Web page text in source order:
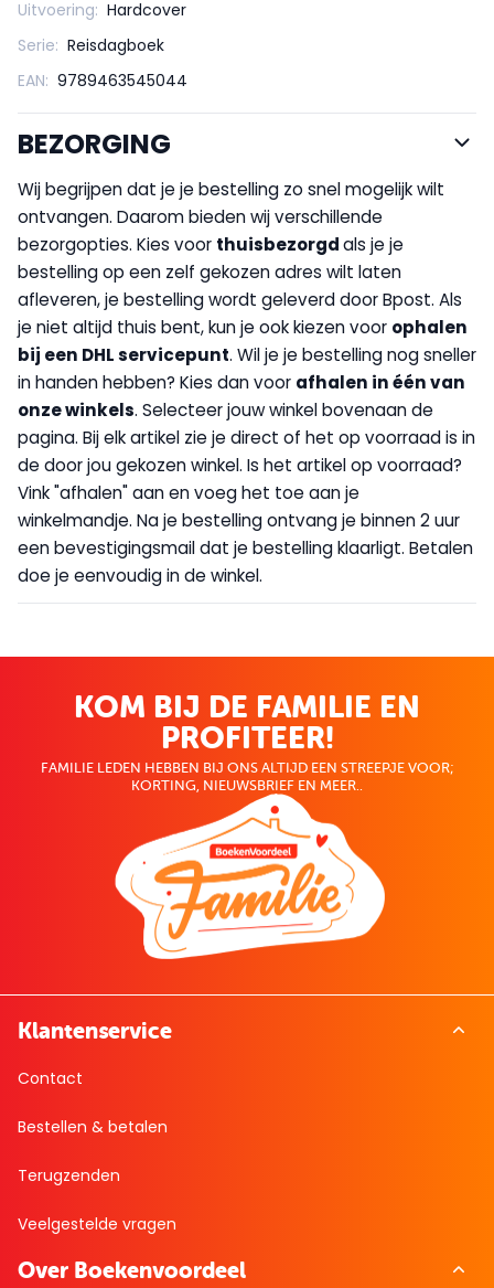
Uitvoering: Hardcover
Serie: Reisdagboek
EAN: 9789463545044
BEZORGING
Wij begrijpen dat je je bestelling zo snel mogelijk wilt
ontvangen. Daarom bieden wij verschillende
bezorgopties. Kies voor thuisbezorgdals je je
bestelling op een zelf gekozen adres wilt laten
afleveren, je bestelling wordt geleverd door Bpost. Als
je niet altijd thuis bent, kun je ook kiezen voor ophalen
bij een DHL servicepunt. Wil je je bestelling nog sneller
in handen hebben? Kies dan voor afhalen in één van
onze winkels. Selecteer jouw winkel bovenaan de
pagina. Bij elk artikel zie je direct of het op voorraad is in
de door jou gekozen winkel. Is het artikel op voorraad?
Vink "afhalen" aan en voeg het toe aan je
winkelmandje. Na je bestelling ontvang je binnen 2 uur
een bevestigingsmail dat je bestelling klaarligt. Betalen
doe je eenvoudig in de winkel.
KOM BIJ DE FAMILIE EN
PROFITEER!
FAMILIE LEDEN HEBBEN BIJ ONS ALTIJD EEN STREEPJE VOOR;
KORTING, NIEUWSBRIEF EN MEER..
Klantenservice
Contact
Bestellen & betalen
Terugzenden
Veelgestelde vragen
Over Boekenvoordeel